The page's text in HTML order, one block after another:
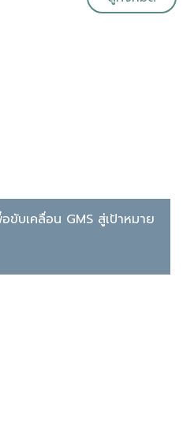
อขับเคลื่อน GMS สู่เป้าหมาย